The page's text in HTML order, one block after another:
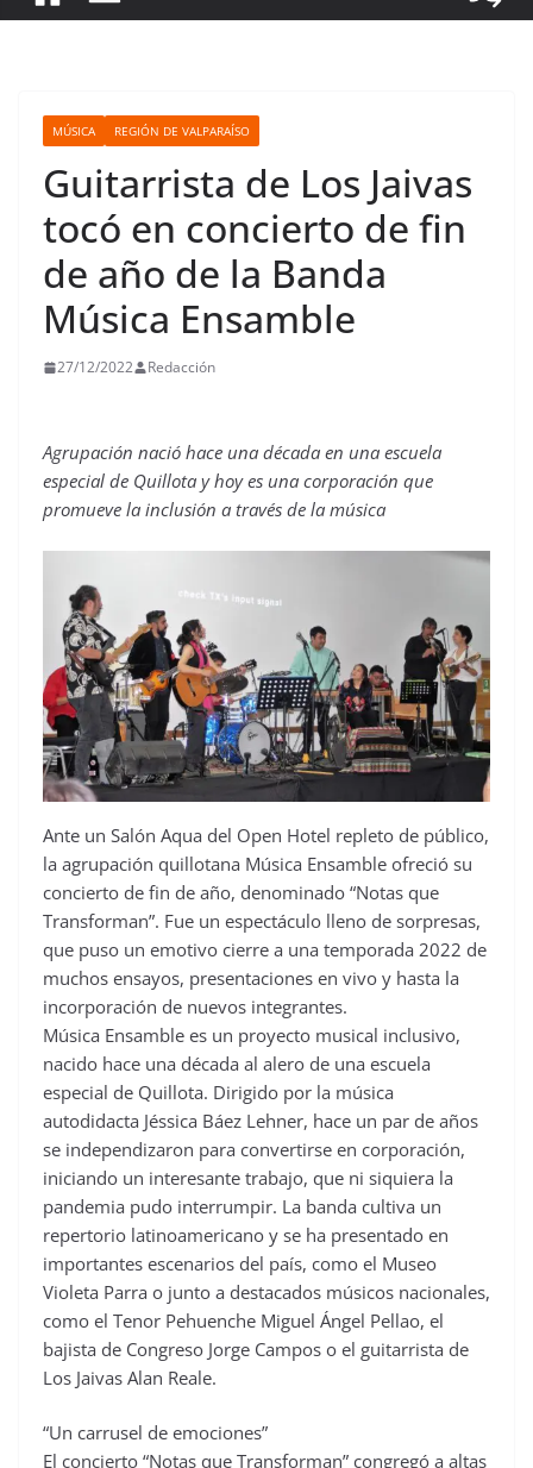
MÚSICA REGIÓN DE VALPARAÍSO
Guitarrista de Los Jaivas
tocó en concierto de fin
de año de la Banda
Música Ensamble
27/12/2022 Redacción
Agrupación nació hace una década en una escuela
especial de Quillota y hoy es una corporación que
promueve la inclusión a través de la música
Ante un Salón Aqua del Open Hotel repleto de público,
la agrupación quillotana Música Ensamble ofreció su
concierto de fin de año, denominado “Notas que
Transforman”. Fue un espectáculo lleno de sorpresas,
que puso un emotivo cierre a una temporada 2022 de
muchos ensayos, presentaciones en vivo y hasta la
incorporación de nuevos integrantes.
Música Ensamble es un proyecto musical inclusivo,
nacido hace una década al alero de una escuela
especial de Quillota. Dirigido por la música
autodidacta Jéssica Báez Lehner, hace un par de años
se independizaron para convertirse en corporación,
iniciando un interesante trabajo, que ni siquiera la
pandemia pudo interrumpir. La banda cultiva un
repertorio latinoamericano y se ha presentado en
importantes escenarios del país, como el Museo
Violeta Parra o junto a destacados músicos nacionales,
como el Tenor Pehuenche Miguel Ángel Pellao, el
bajista de Congreso Jorge Campos o el guitarrista de
Los Jaivas Alan Reale.
“Un carrusel de emociones”
El concierto “Notas que Transforman” congregó a altas